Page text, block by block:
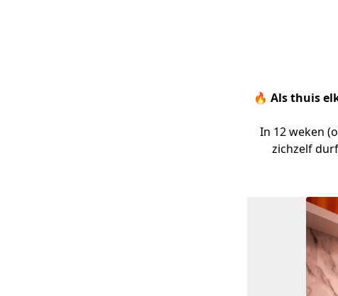
🔥 Als thuis
In 12 weken
zichzelf